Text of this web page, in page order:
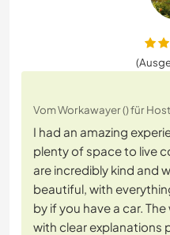
Vom Workawayer () für
I had an amazing
plenty of space to live
are incredibly kind and
beautiful, with
by if you have a car.
with clear explanations